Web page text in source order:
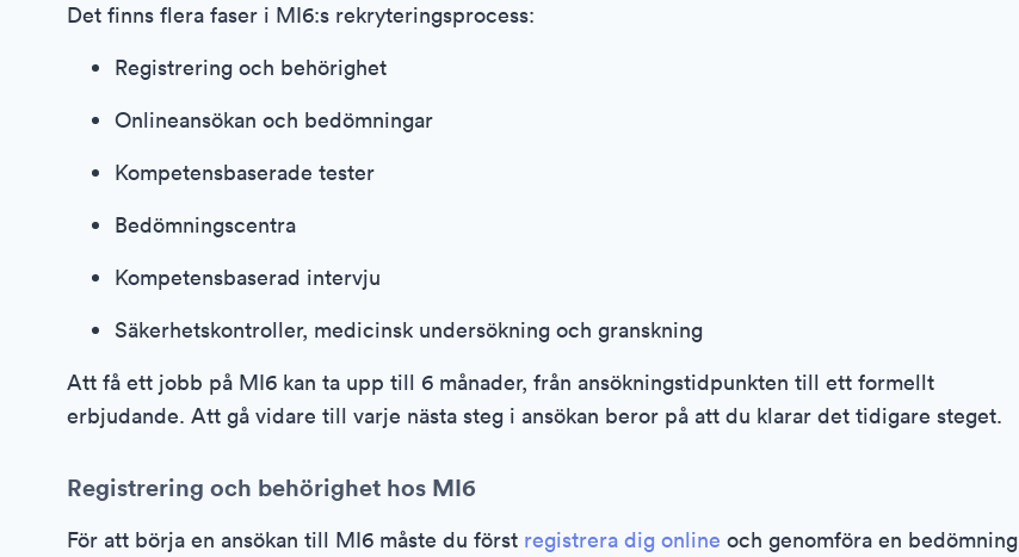
Det finns flera faser i MI6:s rekryteringsprocess:
Registrering och behörighet
Onlineansökan och bedömningar
Kompetensbaserade tester
Bedömningscentra
Kompetensbaserad intervju
Säkerhetskontroller, medicinsk undersökning och granskning
Att få ett jobb på MI6 kan ta upp till 6 månader, från ansökningstidpunkten till ett formellt
erbjudande. Att gå vidare till varje nästa steg i ansökan beror på att du klarar det tidigare steget.
Registrering och behörighet hos MI6
För att börja en ansökan till MI6 måste du först registrera dig online och genomföra en bedömning